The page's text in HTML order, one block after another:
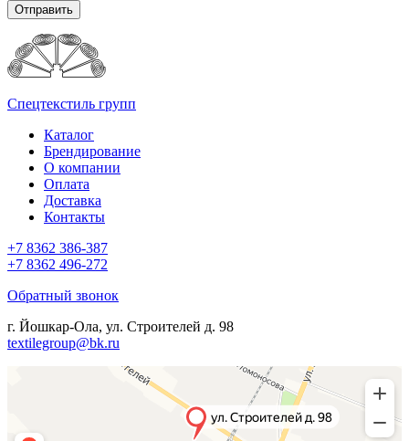
Отправить
Спецтекстиль групп
Каталог
Брендирование
О компании
Оплата
Доставка
Контакты
+7 8362 386-387
+7 8362 496-272
Обратный звонок
г. Йошкар-Ола, ул. Строителей д. 98
textilegroup@bk.ru